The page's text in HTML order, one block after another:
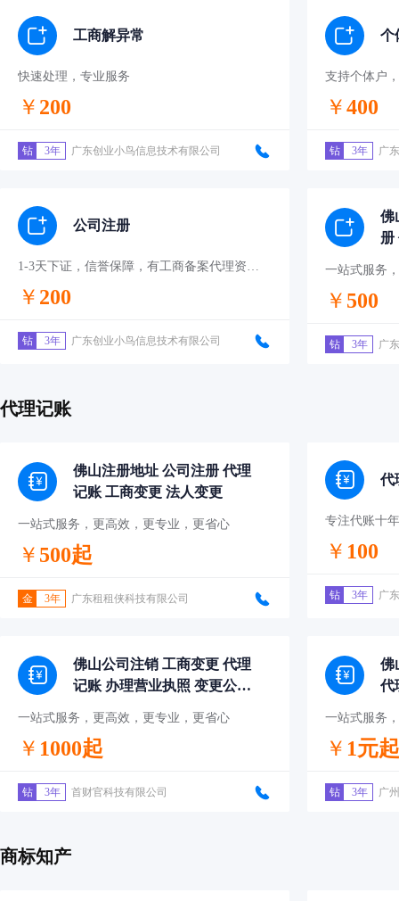
工商解异常
快速处理，专业服务
￥ 200
钻 3年 广东创业小鸟信息技术有限公司
个
￥400
钻 3年 广
公司注册
1-3天下证，信誉保障，有工商备案代理资质！
￥ 200
钻 3年 广东创业小鸟信息技术有限公司
佛
册
一站式服务
￥ 500
钻 3年 广
代理记账
佛山注册地址 公司注册 代理
记账 工商变更 法人变更
一站式服务，更高效，更专业，更省心
￥ 500起
金 3年 广东租租侠科技有限公司
代
专注代账十
￥ 100
钻 3年 广
佛山公司注销 工商变更 代理
记账 办理营业执照 变更公司
一站式服务，更高效，更专业，更省心
￥ 1000起
钻 3年 首财官科技有限公司
佛
代
一站式服务
￥ 1元起
钻 3年 广
商标知产